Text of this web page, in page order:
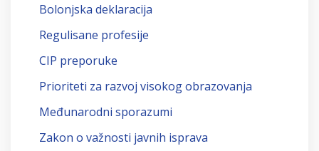
Bolonjska deklaracija
Regulisane profesije
CIP preporuke
Prioriteti za razvoj visokog obrazovanja
Međunarodni sporazumi
Zakon o važnosti javnih isprava